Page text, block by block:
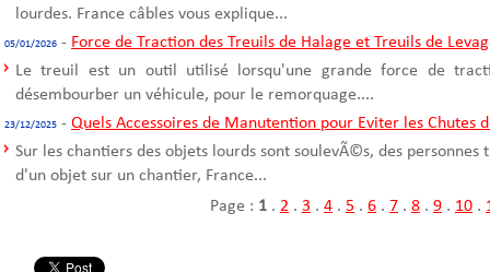
lourdes. France câbles vous explique...
05/01/2026 - Force de Traction des Treuils de Halage et Treuils de
Le treuil est un outil utilisé lorsqu'une grande force de
désembourber un véhicule, pour le remorquage....
23/12/2025 - Quels Accessoires de Manutention pour Eviter les Chutes
Sur les chantiers des objets lourds sont soulevÃ©s, des
d'un objet sur un chantier, France...
Page : 1 . 2 . 3 . 4 . 5 . 6 . 7 . 8 . 9 . 10 .